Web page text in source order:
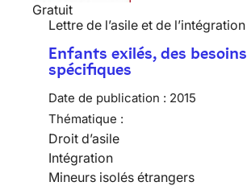
Gratuit
Lettre de l’asile et de l’intégration
Enfants exilés, des besoins
spécifiques
Date de publication : 2015
Thématique :
Droit d’asile
Intégration
Mineurs isolés étrangers